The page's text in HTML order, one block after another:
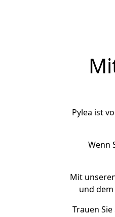
Pylea ist
Wenn
Mit
und
Trauen